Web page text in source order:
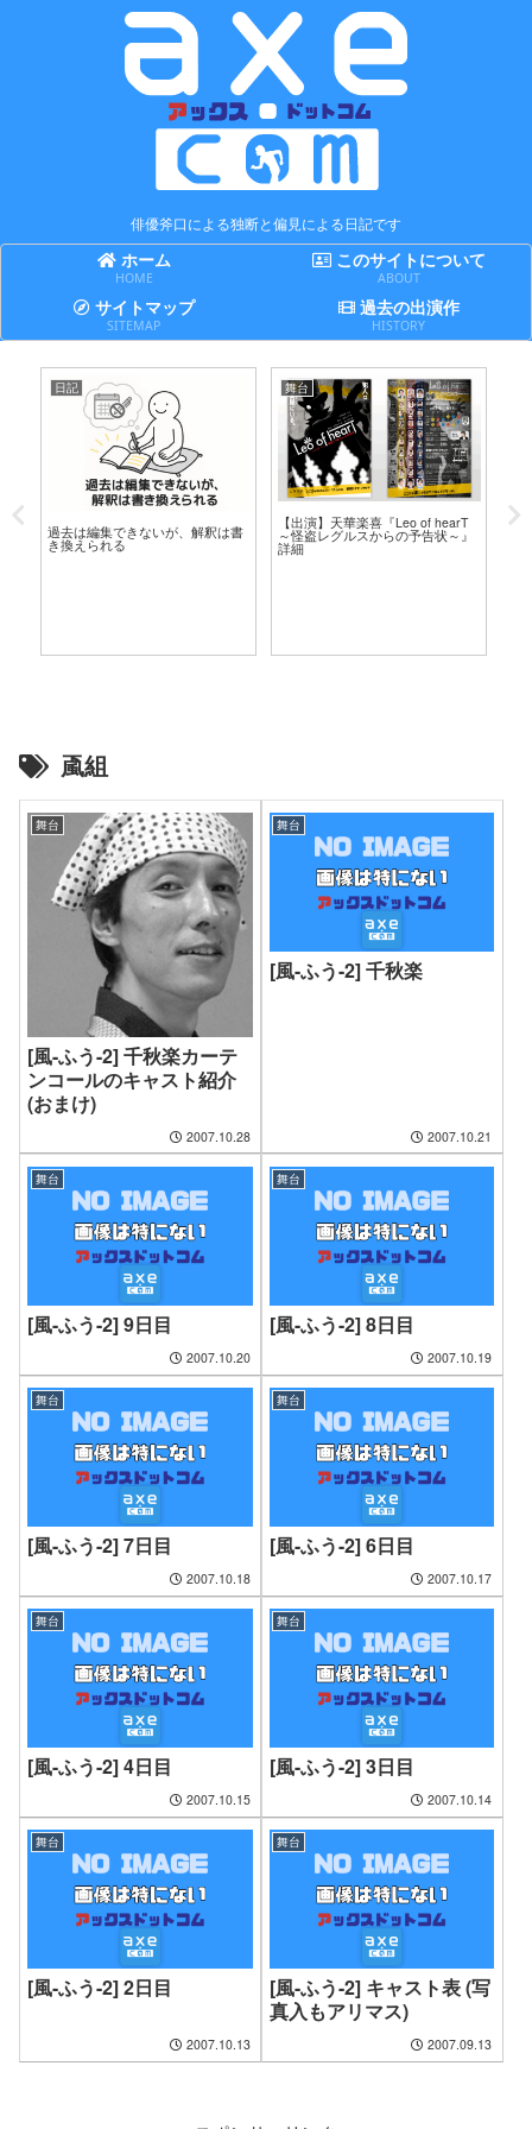
俳優斧口による独断と偏見による日記です
ホーム
HOME
このサイトについて
ABOUT
サイトマップ
SITEMAP
過去の出演作
HISTORY
日記
過去は編集できないが、解釈は書
き換えられる
舞台
【出演】天華楽喜『Leo of hearT
～怪盗レグルスからの予告状～』
詳細
誤
颪組
舞台
[風-ふう-2] 千秋楽カーテ
ンコールのキャスト紹介
(おまけ)
2007.10.28
舞台
[風-ふう-2] 千秋楽
2007.10.21
舞台
[風-ふう-2] 9日目
2007.10.20
舞台
[風-ふう-2] 8日目
2007.10.19
舞台
[風-ふう-2] 7日目
2007.10.18
舞台
[風-ふう-2] 6日目
2007.10.17
舞台
[風-ふう-2] 4日目
2007.10.15
舞台
[風-ふう-2] 3日目
2007.10.14
舞台
[風-ふう-2] 2日目
2007.10.13
舞台
[風-ふう-2] キャスト表 (写
真入もアリマス)
2007.09.13